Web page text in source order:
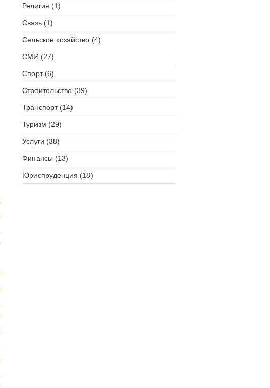
Религия (1)
Связь (1)
Сельское хозяйство (4)
СМИ (27)
Спорт (6)
Строительство (39)
Транспорт (14)
Туризм (29)
Услуги (38)
Финансы (13)
Юриспруденция (18)